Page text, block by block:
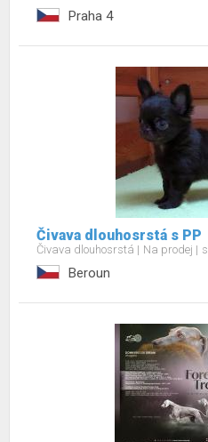
Praha 4
Čivava dlouhosrstá s PP
Čivava dlouhosrstá Na prodej
Beroun